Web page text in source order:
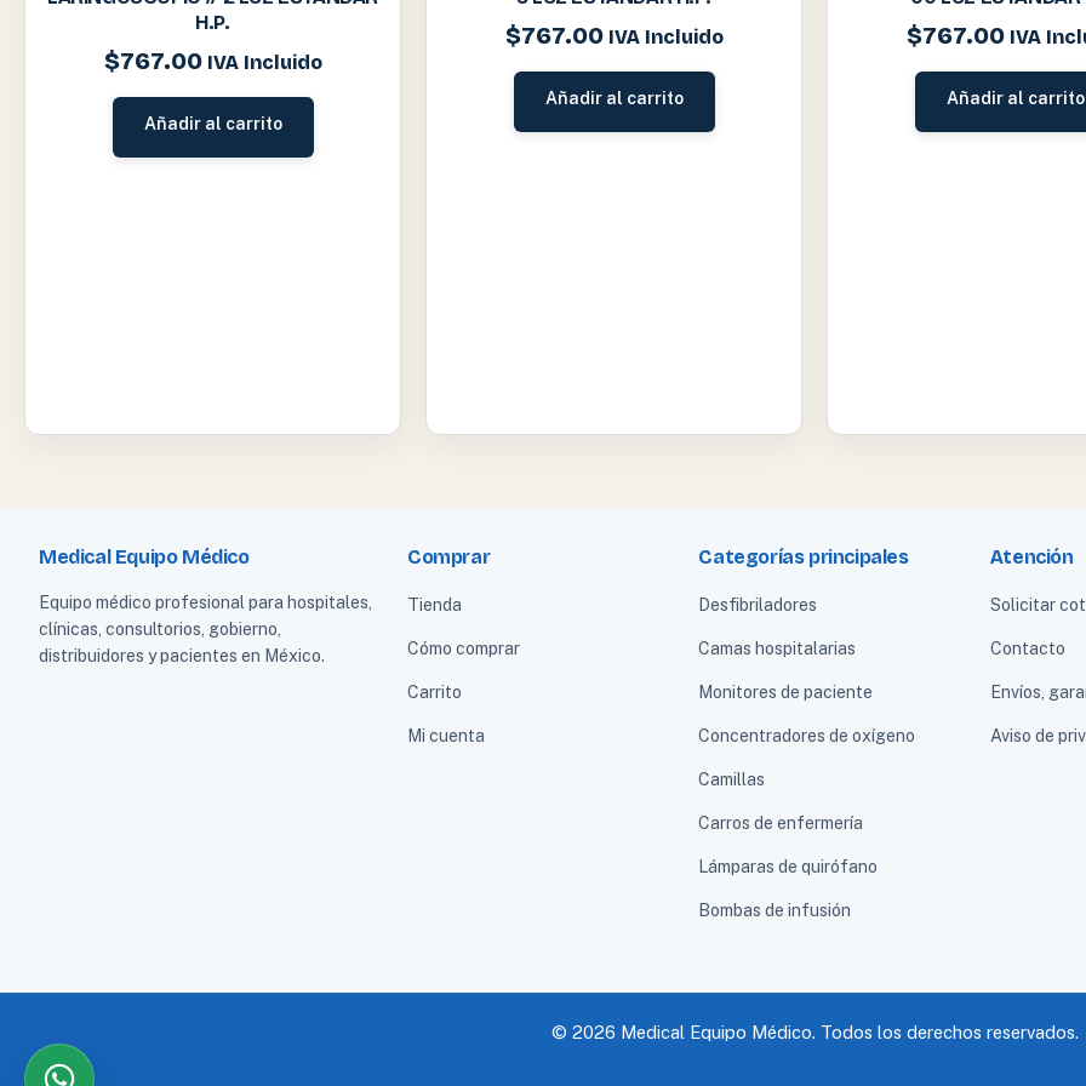
H.P.
$767.00 IVA Incluido
Añadir al carrito
$767.00 IVA Incluido
Añadir al carrito
$767.00 IVA
Añadir al carrito
Medical Equipo Médico
Equipo médico profesional para hospitales,
clínicas, consultorios, gobierno,
distribuidores y pacientes en México.
Comprar
Tienda
Cómo comprar
Carrito
Mi cuenta
Categorías principales
Desfibriladores
Camas hospitalarias
Monitores de paciente
Concentradores de oxígeno
Camillas
Carros de enfermería
Lámparas de quirófano
Bombas de infusión
Atención
Solicitar
Contacto
Envíos,
Aviso de
© 2026 Medical Equipo Médico. Todos los derechos reservados.